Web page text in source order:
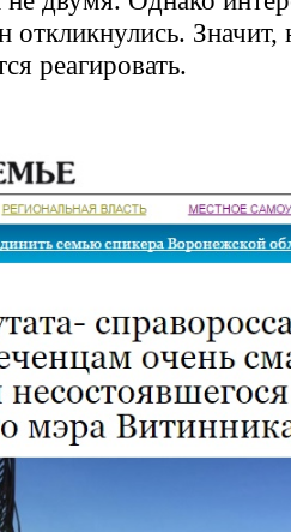
Значит,
реагировать.